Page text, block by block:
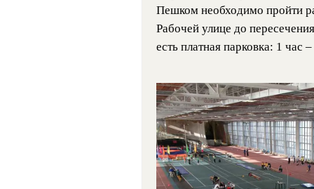
Пешком необходимо пройти
Рабочей улице до
есть платная парковка: 1 час